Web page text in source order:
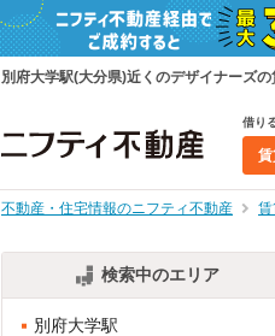
別府大学駅(大分県)近くのデザイナーズ
借り
不動産・住宅情報のニフティ不動産
検索中のエリア
別府大学駅